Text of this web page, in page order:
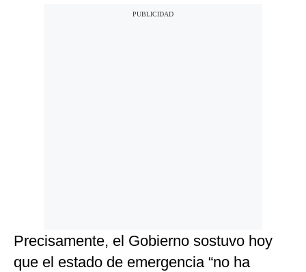
Precisamente, el Gobierno sostuvo hoy
que el estado de emergencia “no ha